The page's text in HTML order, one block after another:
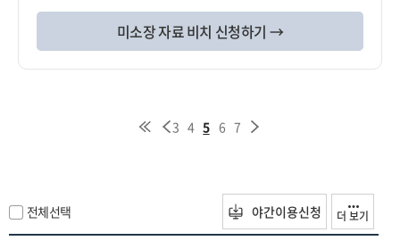
미소장 자료 비치 신청하기 →
3 4 5 6 7
전체선택 야간이용신청 더 보기